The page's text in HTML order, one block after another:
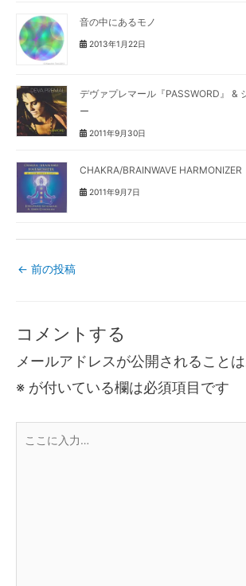
音の中にあるモノ
2013年1月22日
デヴァプレマール『PASSWORD』 &
ー
2011年9月30日
CHAKRA/BRAINWAVE HARMONIZER
2011年9月7日
← 前の投稿
コメントする
メールアドレスが公開されることは
※ が付いている欄は必須項目です